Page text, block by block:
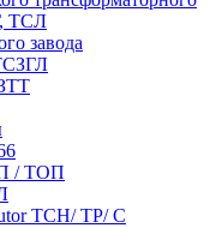
ТСЛ
завода
/ ТОП
TCH/ TP/ С